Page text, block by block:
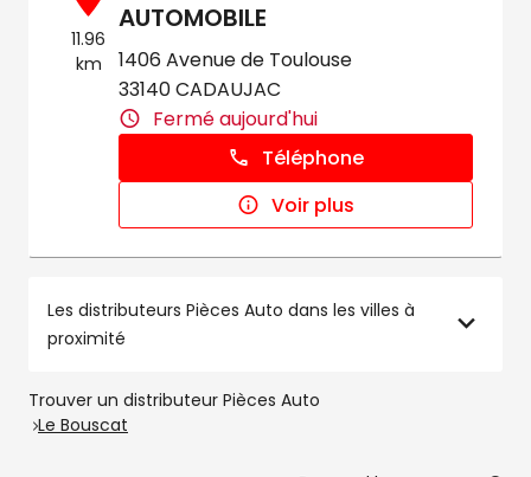
11.96
km
AUTOMOBILE
1406 Avenue de Toulouse
33140 CADAUJAC
Fermé aujourd'hui
Téléphone
Voir plus
Les distributeurs Pièces Auto dans les villes à
proximité
Trouver un distributeur Pièces Auto
Le Bouscat